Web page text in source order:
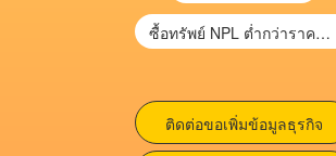
ซื้อทรัพย์ NPL ต่ำกว่าราคาตลาด 30-70% แบบไม่ต้องไปประมูล”
ติดต่อขอเพิ่มข้อมูลธุรกิจ